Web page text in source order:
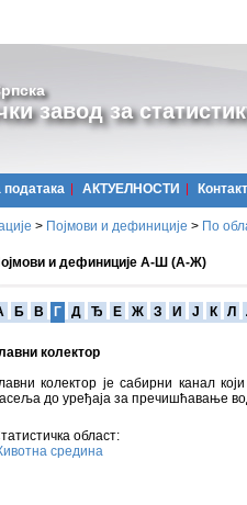
завод за
података АКТУЕЛНОСТИ Контакт
> Појмови и дефиниције > По
и дефиниције А-Ш (А-Ж)
Б В Г Д Ђ Е Ж З И Ј К Л
колектор
колектор је сабирни канал
до уређаја за пречишћавање
област:
средина